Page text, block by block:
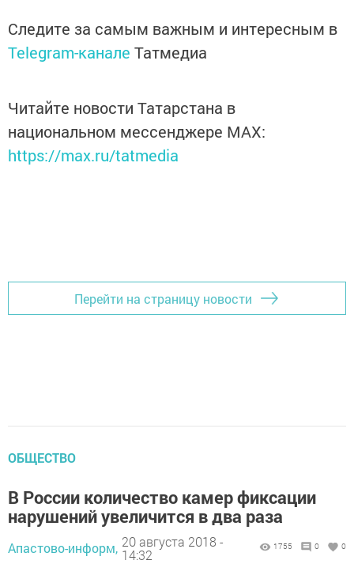
Следите за самым важным и интересным в
Telegram-канале Татмедиа
Читайте новости Татарстана в
национальном мессенджере MАХ:
https://max.ru/tatmedia
Перейти на страницу новости
ОБЩЕСТВО
В России количество камер фиксации
нарушений увеличится в два раза
Апастово-информ, 20 августа 2018 -
14:32
1755 0 0